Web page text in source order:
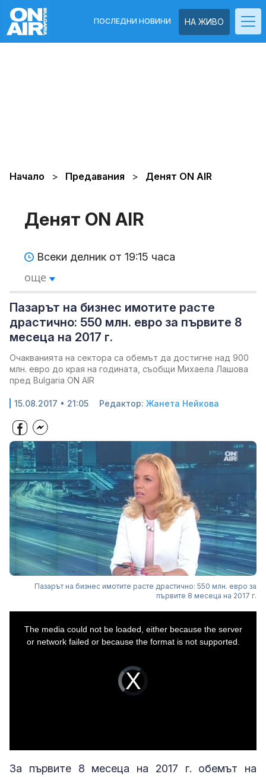
НА ЖИВО
ПОСЛЕДНИ НОВИНИ
Начало Предавания Денят ON AIR
Денят ON AIR
Всеки делник от 19:15 часа
още
Пазарът на бизнес имотите расте
драстично: 550 млн. евро за първите 8
месеца на 2017 г.
Очакванията на сектора са обемът да достигне над 900
млн. евро до края на годината, съобщи Михаела Лашова
пред Bulgaria ON AIR
15.08.2017 • 21:05 Редактор: Жанета Нейкова
Пазарът на бизнес имотите расте драстично: 550 млн. евро за
първите 8 месеца на 2017 г.
Video
Player
is
loading.
window.
The media could not be loaded, either because the server
or network failed or because the format is not supported.
За първите 8 месеца на 2017 г. обемът на